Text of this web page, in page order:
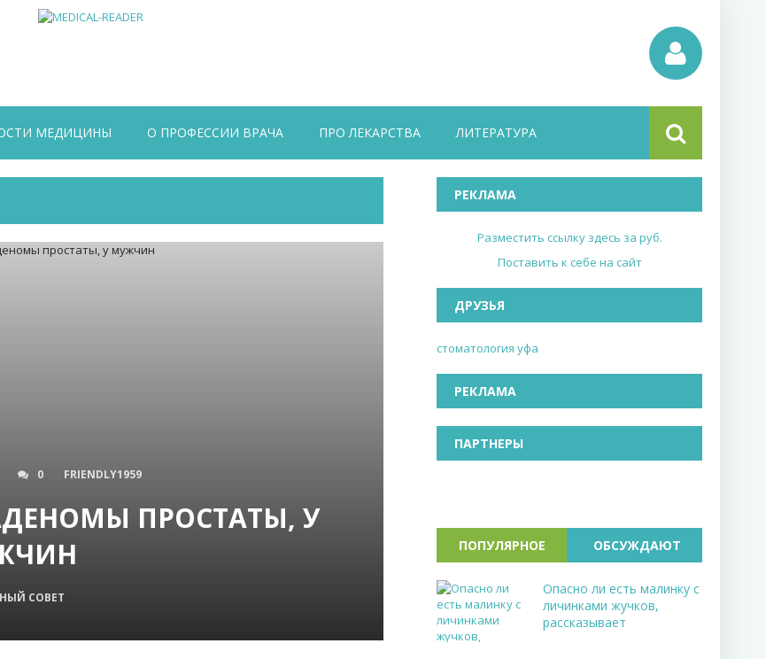
МЕДИЦИНЫ О ПРОФЕССИИ ВРАЧА ПРО ЛЕКАРСТВА ЛИТЕРАТУРА
0 FRIENDLY1959
ПРОСТАТЫ, У
СОВЕТ
РЕКЛАМА
Разместить ссылку здесь за руб.
Поставить к себе на сайт
ДРУЗЬЯ
стоматология уфа
РЕКЛАМА
ПАРТНЕРЫ
ПОПУЛЯРНОЕ ОБСУЖДАЮТ
Опасно ли есть малинку с
личинками жучков,
рассказывает